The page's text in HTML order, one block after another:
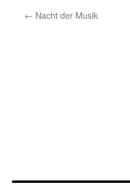
← Nacht der Musik